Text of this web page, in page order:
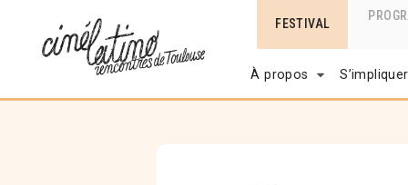
FESTIVAL
À propos S’impliquer